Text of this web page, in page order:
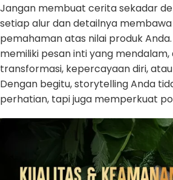
Jangan membuat cerita sekadar
setiap alur dan detailnya
pemahaman atas nilai produk
memiliki pesan inti yang
transformasi, kepercayaan diri,
Dengan begitu, storytelling Anda
perhatian, tapi juga memperkuat